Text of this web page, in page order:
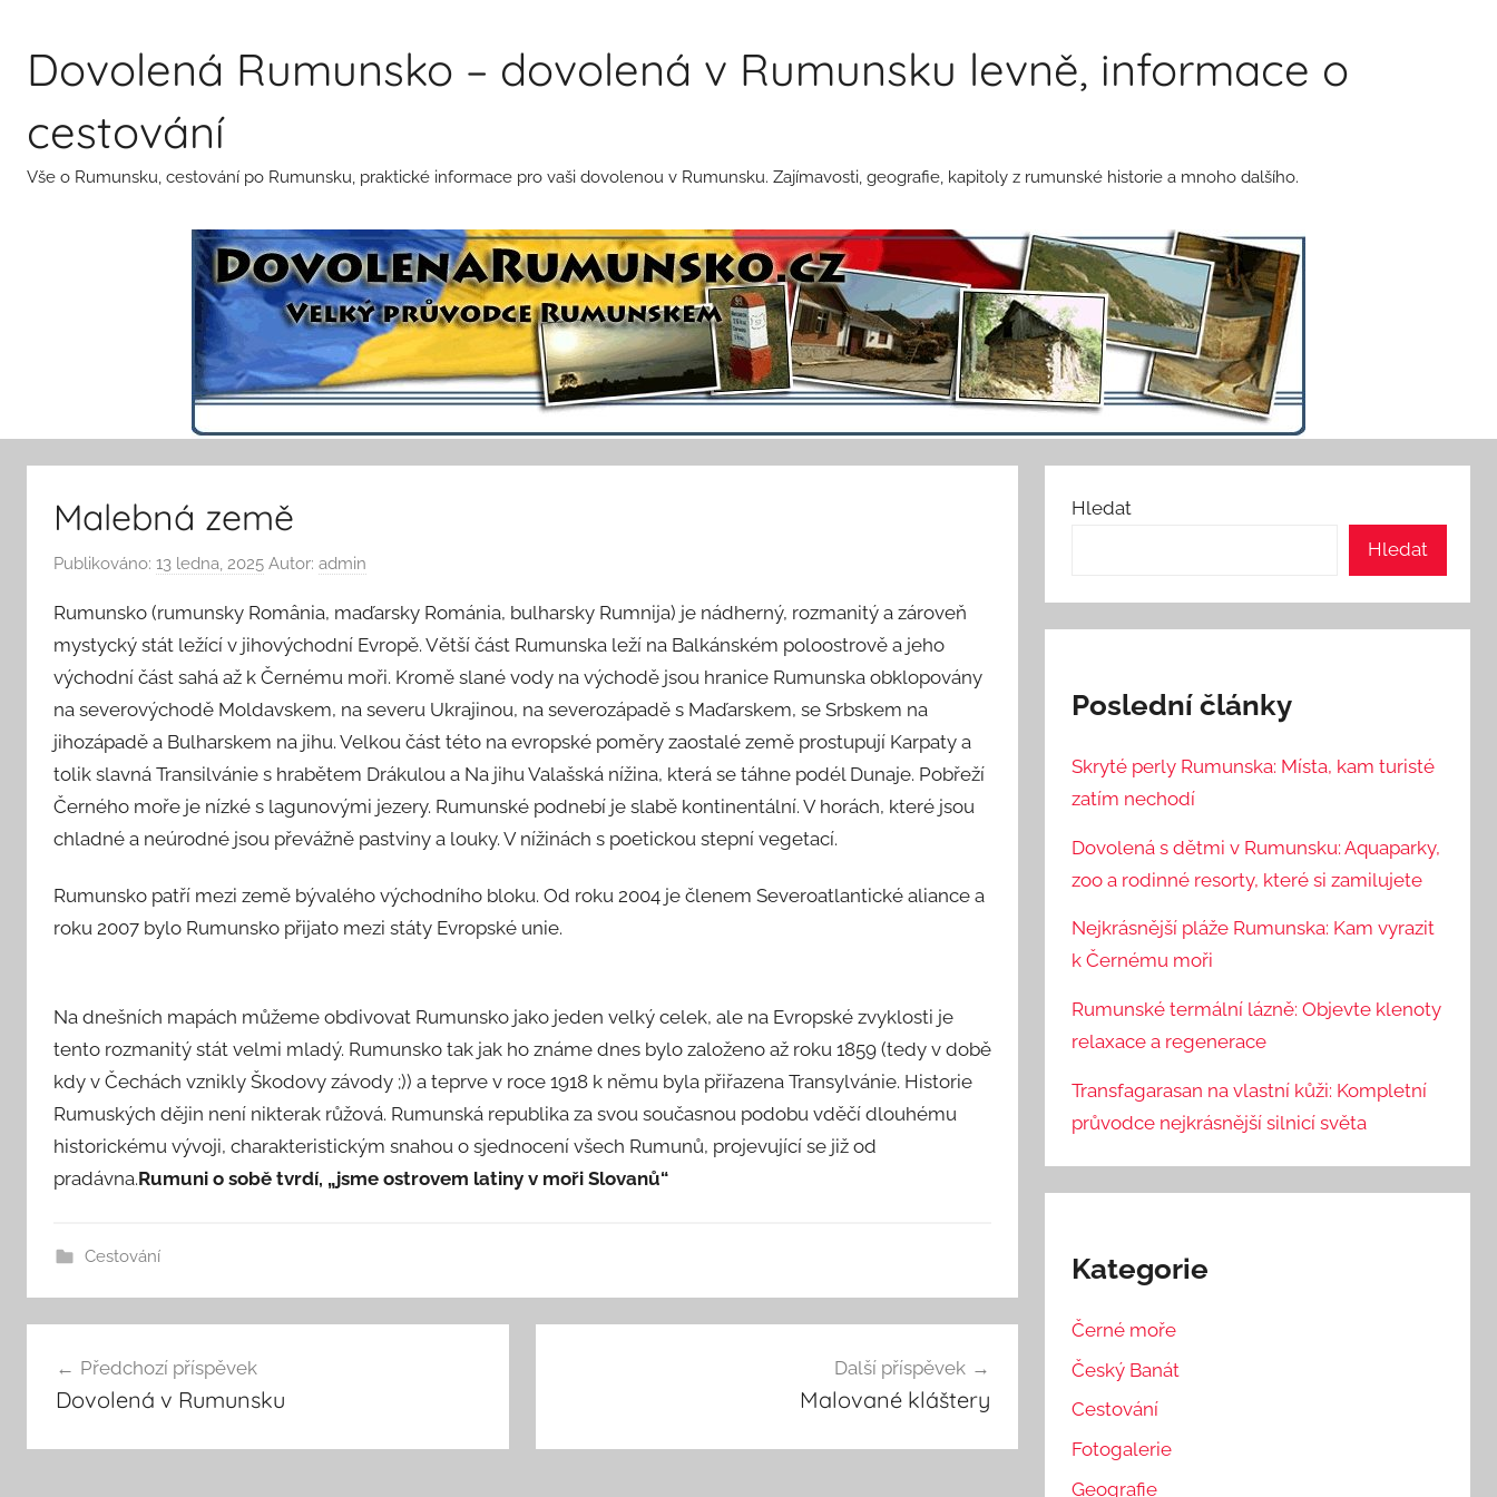
obsahuDovolená Rumunsko – dovolená v Rumunsku levně, informace o
cestování
Vše o Rumunsku, cestování po Rumunsku, praktické informace pro vaši dovolenou v Rumunsku. Zajímavosti, geografie, kapitoly z rumunské historie a mnoho dalšího.
Malebná země
Publikováno: 13 ledna, 2025 Autor: admin
Rumunsko (rumunsky România, maďarsky Románia, bulharsky Rumnija) je nádherný, rozmanitý a zároveň
mystycký stát ležící v jihovýchodní Evropě. Větší část Rumunska leží na Balkánském poloostrově a jeho
východní část sahá až k Černému moři. Kromě slané vody na východě jsou hranice Rumunska obklopovány
na severovýchodě Moldavskem, na severu Ukrajinou, na severozápadě s Maďarskem, se Srbskem na
jihozápadě a Bulharskem na jihu. Velkou část této na evropské poměry zaostalé země prostupují Karpaty a
tolik slavná Transilvánie s hrabětem Drákulou a Na jihu Valašská nížina, která se táhne podél Dunaje. Pobřeží
Černého moře je nízké s lagunovými jezery. Rumunské podnebí je slabě kontinentální. V horách, které jsou
chladné a neúrodné jsou převážně pastviny a louky. V nížinách s poetickou stepní vegetací.
Rumunsko patří mezi země bývalého východního bloku. Od roku 2004 je členem Severoatlantické aliance a
roku 2007 bylo Rumunsko přijato mezi státy Evropské unie.
Na dnešních mapách můžeme obdivovat Rumunsko jako jeden velký celek, ale na Evropské zvyklosti je
tento rozmanitý stát velmi mladý. Rumunsko tak jak ho známe dnes bylo založeno až roku 1859 (tedy v době
kdy v Čechách vznikly Škodovy závody ;)) a teprve v roce 1918 k němu byla přiřazena Transylvánie. Historie
Rumuských dějin není nikterak růžová. Rumunská republika za svou současnou podobu vděčí dlouhému
historickému vývoji, charakteristickým snahou o sjednocení všech Rumunů, projevující se již od
pradávna.Rumuni o sobě tvrdí, „jsme ostrovem latiny v moři Slovanů“
Cestování
pro Předchozí příspěvek
Dovolená v Rumunsku
Další příspěvek
Malované kláštery
Hledat
Hledat
Poslední články
Skryté perly Rumunska: Místa, kam turisté
zatím nechodí
Dovolená s dětmi v Rumunsku: Aquaparky,
zoo a rodinné resorty, které si zamilujete
Nejkrásnější pláže Rumunska: Kam vyrazit
k Černému moři
Rumunské termální lázně: Objevte klenoty
relaxace a regenerace
Transfagarasan na vlastní kůži: Kompletní
průvodce nejkrásnější silnicí světa
Kategorie
Černé moře
Český Banát
Cestování
Fotogalerie
Geografie